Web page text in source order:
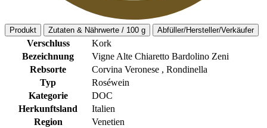
Produkt Zutaten & Nährwerte / 100 g Abfüller/Hersteller/Verkäufer
Verschluss
Kork
Bezeichnung
Vigne Alte Chiaretto Bardolino Zeni
Rebsorte
Corvina Veronese , Rondinella
Typ
Roséwein
Kategorie
DOC
Herkunftsland
Italien
Region
Venetien